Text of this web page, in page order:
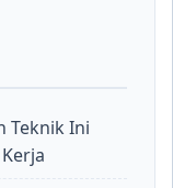
Teknik Ini